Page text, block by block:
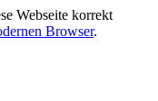
Webseite korrekt
Browser.